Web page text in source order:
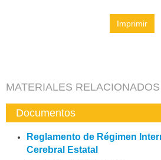
Imprimir
MATERIALES RELACIONADOS
Documentos
Reglamento de Régimen
Cerebral Estatal